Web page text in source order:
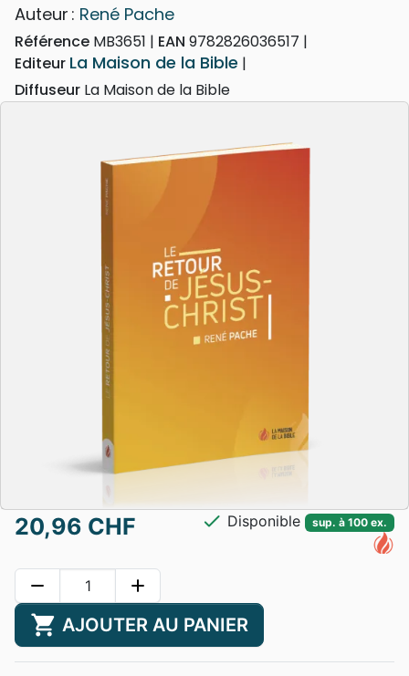
Auteur : René Pache
Référence MB3651 EAN 9782826036517
Editeur La Maison de la Bible
Diffuseur La Maison de la Bible
20,96 CHF check Disponible sup. à 100 ex.
remove add
shopping_cart AJOUTER AU PANIER